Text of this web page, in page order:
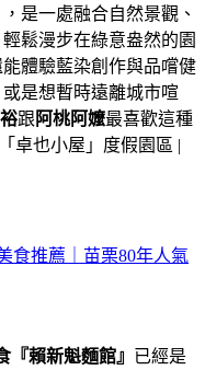
，是一處融合自然景觀、
鬆漫步在綠意盎然的園
體驗藍染創作與品嚐健
是想暫時遠離城市喧
跟 阿桃阿嬤最喜歡這種
卓也小屋」度假園區 |
食推薦｜苗栗80年人氣
『賴新魁麵館』 已經是